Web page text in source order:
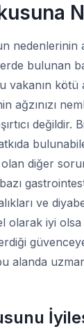
nedenlerinin
bulunan
vakanın kötü
ağzınızı
diğer
ve
olarak iyi
alanda